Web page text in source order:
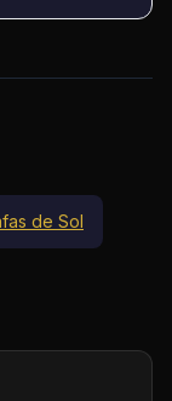
de Sol